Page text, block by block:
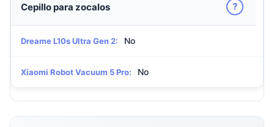
Cepillo para zocalos ?
Dreame L10s Ultra Gen 2: No
Xiaomi Robot Vacuum 5 Pro: No